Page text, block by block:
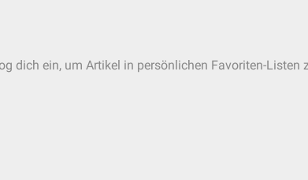
dich ein, um Artikel in persönlichen Favoriten-Listen